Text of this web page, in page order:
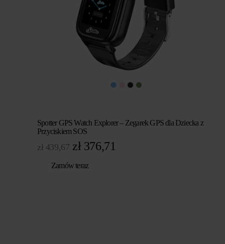
Spotter GPS Watch Explorer – Zegarek GPS dla Dziecka z
Przyciskiem SOS
zł 439,67 Pierwotna
wynosiła:
zł376,71
Zamów teraz